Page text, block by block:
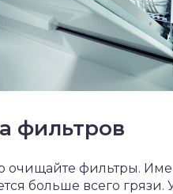
фильтров
очищайте фильтры.
больше всего грязи.